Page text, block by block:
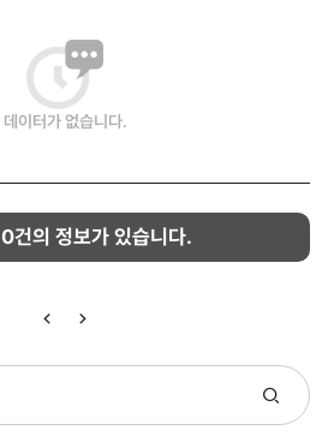
데이터가 없습니다.
0건의 정보가 있습니다.